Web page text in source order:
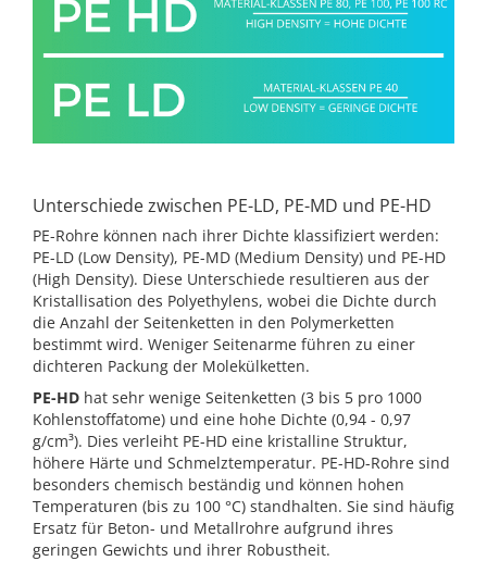
Unterschiede zwischen PE-LD, PE-MD und PE-HD
PE-Rohre können nach ihrer Dichte klassifiziert werden:
PE-LD (Low Density), PE-MD (Medium Density) und PE-HD
(High Density). Diese Unterschiede resultieren aus der
Kristallisation des Polyethylens, wobei die Dichte durch
die Anzahl der Seitenketten in den Polymerketten
bestimmt wird. Weniger Seitenarme führen zu einer
dichteren Packung der Molekülketten.
PE-HD hat sehr wenige Seitenketten (3 bis 5 pro 1000
Kohlenstoffatome) und eine hohe Dichte (0,94 - 0,97
g/cm³). Dies verleiht PE-HD eine kristalline Struktur,
höhere Härte und Schmelztemperatur. PE-HD-Rohre sind
besonders chemisch beständig und können hohen
Temperaturen (bis zu 100 °C) standhalten. Sie sind häufig
Ersatz für Beton- und Metallrohre aufgrund ihres
geringen Gewichts und ihrer Robustheit.